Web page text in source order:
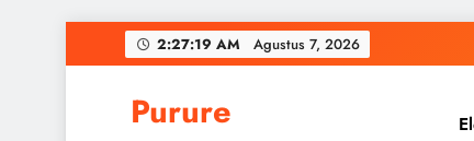
to
2:27:20 AM Agustus 7,
2026
Purure